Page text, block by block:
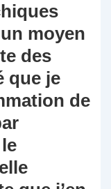
moyen
des
que je
de